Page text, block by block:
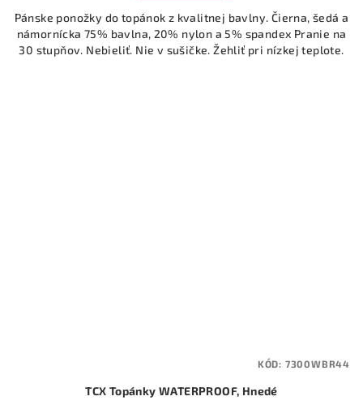
Pánske ponožky do topánok z kvalitnej bavlny. Čierna, šedá a
námornícka 75% bavlna, 20% nylon a 5% spandex Pranie na
30 stupňov. Nebieliť. Nie v sušičke. Žehliť pri nízkej teplote.
TCX Topánky WATERPROOF, Hnedé
KÓD: 7300WBR44